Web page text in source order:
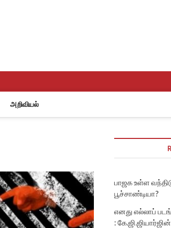
அறிவியல்
பாஜக உள்ள
பூச்சாண்டியா?
எனது எல்லாப்
: